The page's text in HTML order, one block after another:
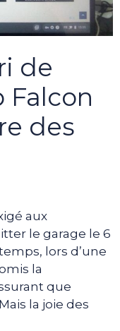
de
Falcon
des
aux
le garage le 6
lors d’une
la
que
la joie des